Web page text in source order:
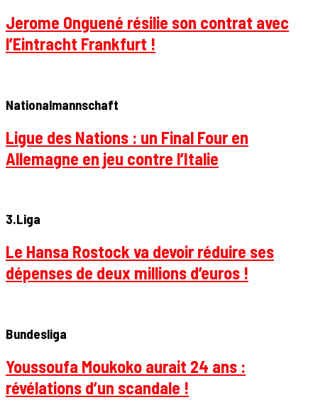
Jerome Onguené résilie son contrat avec
l’Eintracht Frankfurt !
Nationalmannschaft
Ligue des Nations : un Final Four en
Allemagne en jeu contre l’Italie
3.Liga
Le Hansa Rostock va devoir réduire ses
dépenses de deux millions d’euros !
Bundesliga
Youssoufa Moukoko aurait 24 ans :
révélations d’un scandale !